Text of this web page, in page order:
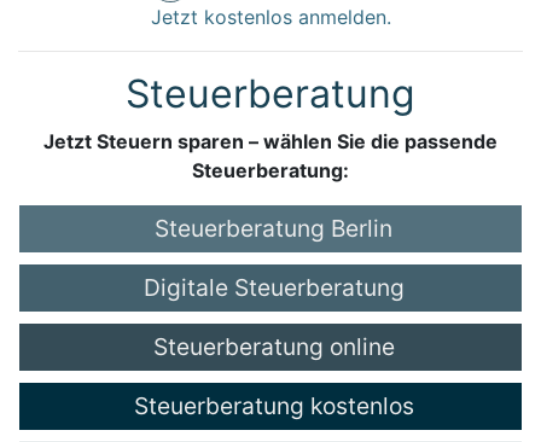
Jetzt kostenlos anmelden.
Steuerberatung
Jetzt Steuern sparen – wählen Sie die passende
Steuerberatung:
Steuerberatung Berlin
Digitale Steuerberatung
Steuerberatung online
Steuerberatung kostenlos